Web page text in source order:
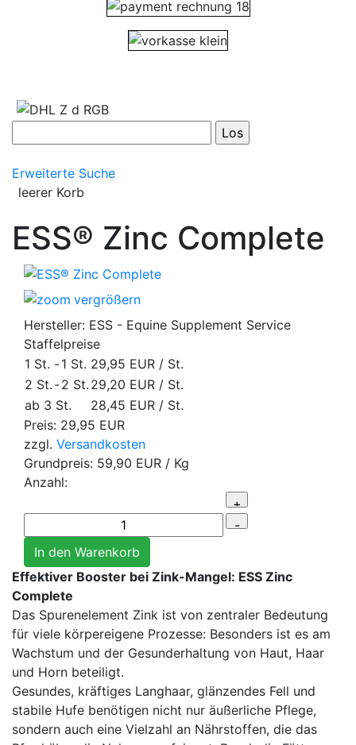
Erweiterte Suche
leerer Korb
ESS® Zinc Complete
vergrößern
Hersteller: ESS - Equine Supplement Service
Staffelpreise
1 St. -1 St. 29,95 EUR / St.
2 St. -2 St. 29,20 EUR / St.
ab 3 St.
28,45 EUR / St.
Preis: 29,95 EUR
zzgl. Versandkosten
Grundpreis: 59,90 EUR / Kg
Anzahl:
Effektiver Booster bei Zink-Mangel: ESS Zinc
Complete
Das Spurenelement Zink ist von zentraler Bedeutung
für viele körpereigene Prozesse: Besonders ist es am
Wachstum und der Gesunderhaltung von Haut, Haar
und Horn beteiligt.
Gesundes, kräftiges Langhaar, glänzendes Fell und
stabile Hufe benötigen nicht nur äußerliche Pflege,
sondern auch eine Vielzahl an Nährstoffen, die das